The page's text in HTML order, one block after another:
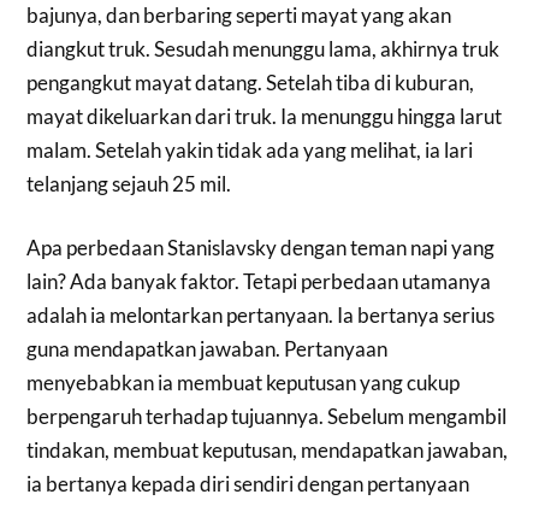
bajunya, dan berbaring seperti mayat yang akan
diangkut truk. Sesudah menunggu lama, akhirnya truk
pengangkut mayat datang. Setelah tiba di kuburan,
mayat dikeluarkan dari truk. Ia menunggu hingga larut
malam. Setelah yakin tidak ada yang melihat, ia lari
telanjang sejauh 25 mil.
Apa perbedaan Stanislavsky dengan teman napi yang
lain? Ada banyak faktor. Tetapi perbedaan utamanya
adalah ia melontarkan pertanyaan. Ia bertanya serius
guna mendapatkan jawaban. Pertanyaan
menyebabkan ia membuat keputusan yang cukup
berpengaruh terhadap tujuannya. Sebelum mengambil
tindakan, membuat keputusan, mendapatkan jawaban,
ia bertanya kepada diri sendiri dengan pertanyaan